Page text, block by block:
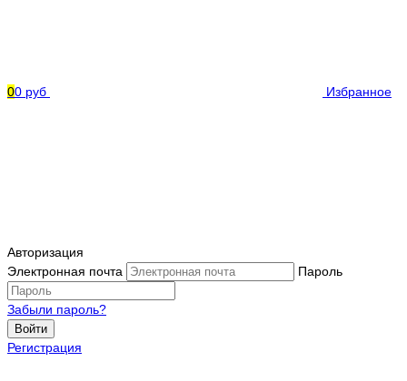
00 руб Избранное
Авторизация
Электронная почта
Пароль
Забыли пароль?
Войти
Регистрация